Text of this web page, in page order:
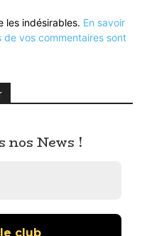
les indésirables. En savoir
de vos commentaires sont
nos News !